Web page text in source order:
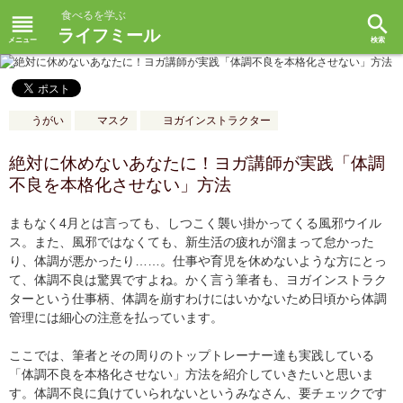
reorder 食べるを学ぶ
ライフミール search
うがい マスク ヨガインストラクター
絶対に休めないあなたに！ヨガ講師が実践「体調
不良を本格化させない」方法
まもなく4月とは言っても、しつこく襲い掛かってくる風邪ウイル
ス。また、風邪ではなくても、新生活の疲れが溜まって怠かった
り、体調が悪かったり……。仕事や育児を休めないような方にとっ
て、体調不良は驚異ですよね。かく言う筆者も、ヨガインストラク
ターという仕事柄、体調を崩すわけにはいかないため日頃から体調
管理には細心の注意を払っています。
ここでは、筆者とその周りのトップトレーナー達も実践している
「体調不良を本格化させない」方法を紹介していきたいと思いま
す。体調不良に負けていられないというみなさん、要チェックです